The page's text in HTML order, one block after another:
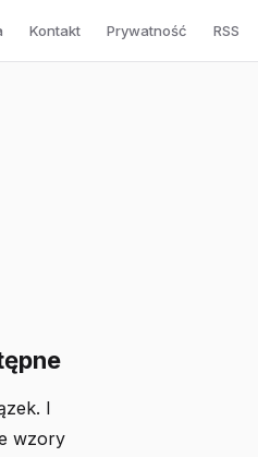
Kontakt Prywatność RSS
I
wzory